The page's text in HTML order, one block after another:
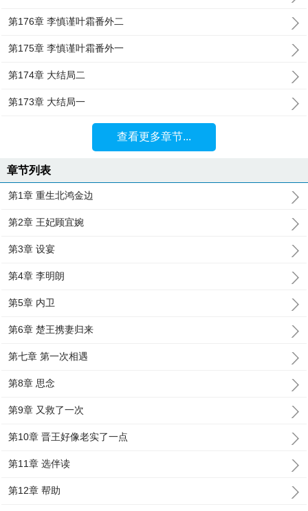
第176章 李慎谨叶霜番外二
第175章 李慎谨叶霜番外一
第174章 大结局二
第173章 大结局一
查看更多章节...
章节列表
第1章 重生北鸿金边
第2章 王妃顾宜婉
第3章 设宴
第4章 李明朗
第5章 内卫
第6章 楚王携妻归来
第七章 第一次相遇
第8章 思念
第9章 又救了一次
第10章 晋王好像老实了一点
第11章 选伴读
第12章 帮助